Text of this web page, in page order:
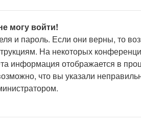
могу войти!
и пароль. Если они верны, то
На некоторых
информация отображается в
что вы указали